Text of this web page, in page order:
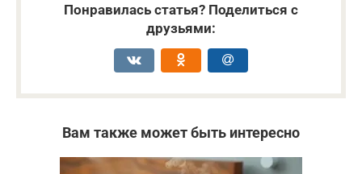
Понравилась статья? Поделиться с
друзьями:
Вам также может быть интересно